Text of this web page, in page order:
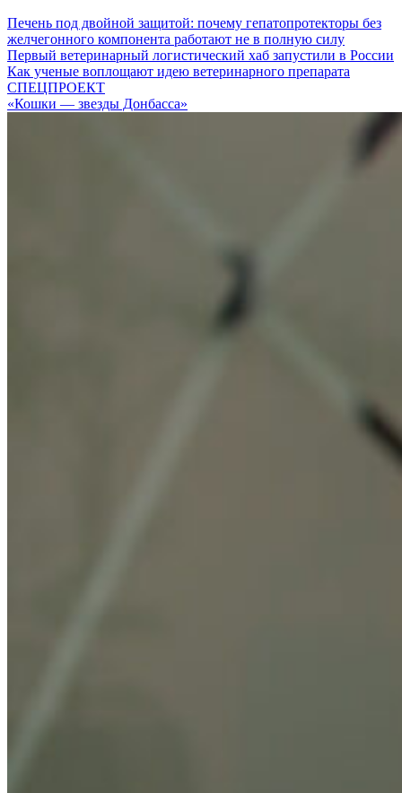
Печень под двойной защитой: почему гепатопротекторы без
желчегонного компонента работают не в полную силу
Первый ветеринарный логистический хаб запустили в России
Как ученые воплощают идею ветеринарного препарата
СПЕЦПРОЕКТ
«Кошки — звезды Донбасса»